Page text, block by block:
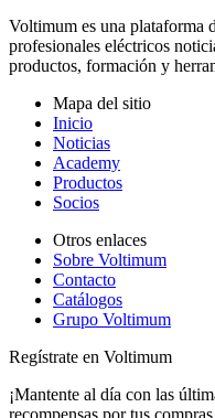
Voltimum es una plataforma
profesionales eléctricos
productos, formación y
Mapa del sitio
Inicio
Noticias
Academy
Productos
Socios
Otros enlaces
Sobre Voltimum
Contacto
Catálogos
Grupo Voltimum
Regístrate en Voltimum
¡Mantente al día con las
recompensas por tus